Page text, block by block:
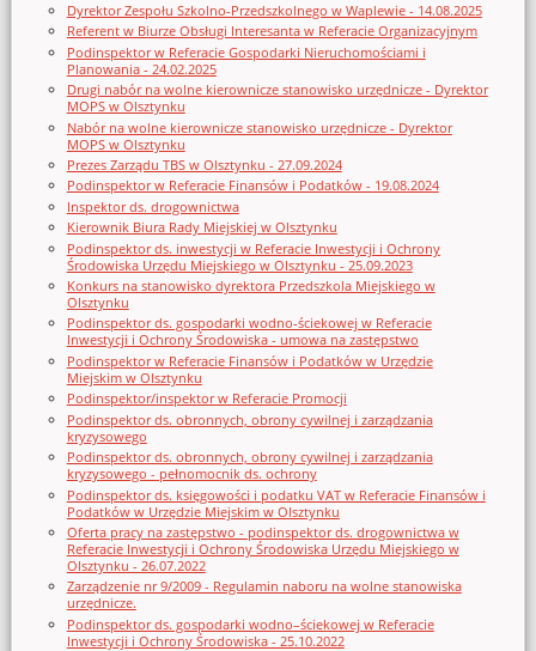
Dyrektor Zespołu Szkolno-Przedszkolnego w Waplewie - 14.08.2025
Referent w Biurze Obsługi Interesanta w Referacie Organizacyjnym
Podinspektor w Referacie Gospodarki Nieruchomościami i
Planowania - 24.02.2025
Drugi nabór na wolne kierownicze stanowisko urzędnicze - Dyrektor
MOPS w Olsztynku
Nabór na wolne kierownicze stanowisko urzędnicze - Dyrektor
MOPS w Olsztynku
Prezes Zarządu TBS w Olsztynku - 27.09.2024
Podinspektor w Referacie Finansów i Podatków - 19.08.2024
Inspektor ds. drogownictwa
Kierownik Biura Rady Miejskiej w Olsztynku
Podinspektor ds. inwestycji w Referacie Inwestycji i Ochrony
Środowiska Urzędu Miejskiego w Olsztynku - 25.09.2023
Konkurs na stanowisko dyrektora Przedszkola Miejskiego w
Olsztynku
Podinspektor ds. gospodarki wodno-ściekowej w Referacie
Inwestycji i Ochrony Środowiska - umowa na zastępstwo
Podinspektor w Referacie Finansów i Podatków w Urzędzie
Miejskim w Olsztynku
Podinspektor/inspektor w Referacie Promocji
Podinspektor ds. obronnych, obrony cywilnej i zarządzania
kryzysowego
Podinspektor ds. obronnych, obrony cywilnej i zarządzania
kryzysowego - pełnomocnik ds. ochrony
Podinspektor ds. księgowości i podatku VAT w Referacie Finansów i
Podatków w Urzędzie Miejskim w Olsztynku
Oferta pracy na zastępstwo - podinspektor ds. drogownictwa w
Referacie Inwestycji i Ochrony Środowiska Urzędu Miejskiego w
Olsztynku - 26.07.2022
Zarządzenie nr 9/2009 - Regulamin naboru na wolne stanowiska
urzędnicze.
Podinspektor ds. gospodarki wodno–ściekowej w Referacie
Inwestycji i Ochrony Środowiska - 25.10.2022